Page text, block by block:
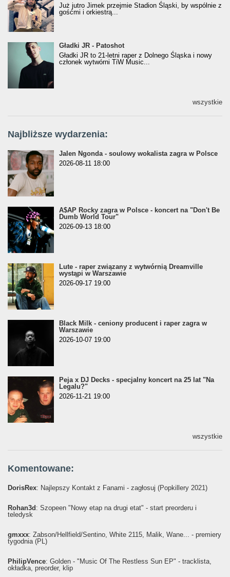
Już jutro Jimek przejmie Stadion Śląski, by wspólnie z
gośćmi i orkiestrą...
Gładki JR - Patoshot
Gładki JR - Patoshot
Gładki JR to 21-letni raper z Dolnego Śląska i nowy
członek wytwórni TiW Music...
wszystkie
Najbliższe wydarzenia:
Jalen Ngonda - soulowy wokalista zagra w Polsce
2026-08-11 18:00
A$AP Rocky zagra w Polsce - koncert na "Don't Be
Dumb World Tour"
2026-09-13 18:00
Lute - raper związany z wytwórnią Dreamville
wystąpi w Warszawie
2026-09-17 19:00
Black Milk - ceniony producent i raper zagra w
Warszawie
2026-10-07 19:00
Peja x DJ Decks - specjalny koncert na 25 lat "Na
Legalu?"
2026-11-21 19:00
wszystkie
Komentowane:
DorisRex: Najlepszy Kontakt z Fanami - zagłosuj (Popkillery 2021)
Rohan3d : Szopeen "Nowy etap na drugi etat" - start preorderu i
teledysk
gmxxx: Żabson/Hellfield/Sentino, White 2115, Malik, Wane... - premiery
tygodnia (PL)
PhilipVence: Golden - "Music Of The Restless Sun EP" - tracklista,
okładka, preorder, klip